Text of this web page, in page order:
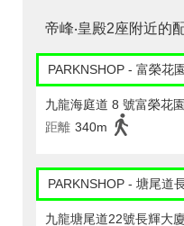
帝峰‧皇殿2座附近的
PARKNSHOP - 富榮花園
九龍海庭道 8 號富榮花
距離 340m
PARKNSHOP - 塘尾道
九龍塘尾道22號長輝大